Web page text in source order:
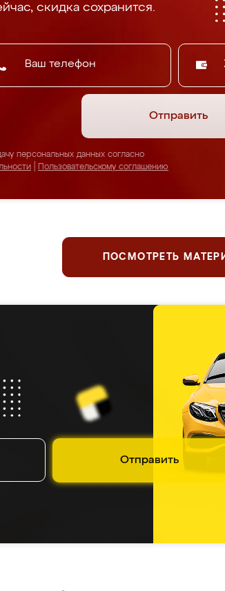
скидка сохранится.
Отправить
персональных данных согласно
Пользовательскому соглашению
ПОСМОТРЕТЬ
Отправить